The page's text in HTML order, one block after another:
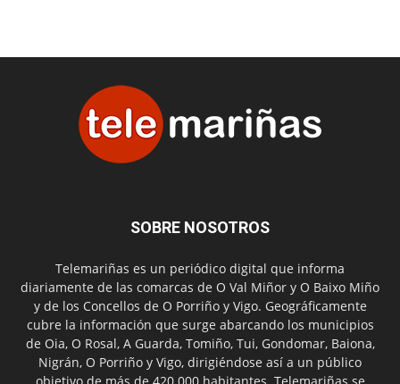
SOBRE NOSOTROS
Telemariñas es un periódico digital que informa
diariamente de las comarcas de O Val Miñor y O Baixo Miño
y de los Concellos de O Porriño y Vigo. Geográficamente
cubre la información que surge abarcando los municipios
de Oia, O Rosal, A Guarda, Tomiño, Tui, Gondomar, Baiona,
Nigrán, O Porriño y Vigo, dirigiéndose así a un público